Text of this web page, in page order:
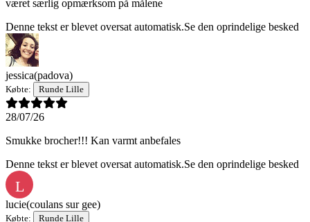
været særlig opmærksom på målene
Denne tekst er blevet oversat automatisk.Se den oprindelige besked
jessica(padova)
Købte: Runde Lille
28/07/26
Smukke brocher!!! Kan varmt anbefales
Denne tekst er blevet oversat automatisk.Se den oprindelige besked
L
lucie(coulans sur gee)
Købte: Runde Lille